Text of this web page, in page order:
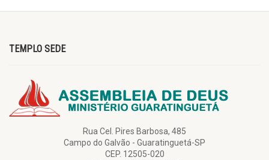
TEMPLO SEDE
Rua Cel. Pires Barbosa, 485
Campo do Galvão - Guaratinguetá-SP
CEP. 12505-020